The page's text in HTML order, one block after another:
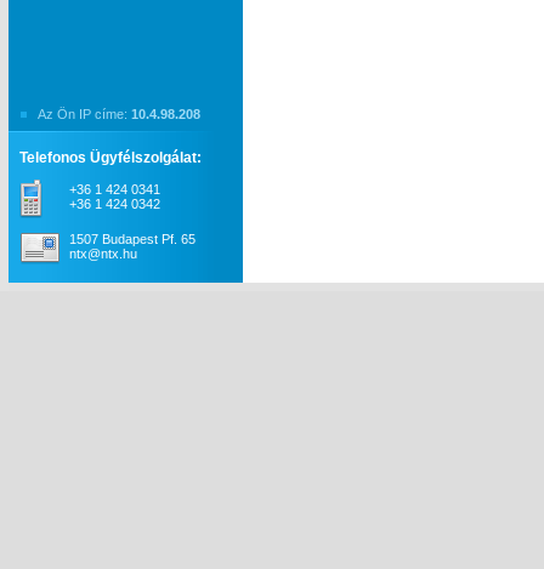
Az Ön IP címe: 10.4.98.208
Telefonos Ügyfélszolgálat:
+36 1 424 0341
+36 1 424 0342
1507 Budapest Pf. 65
ntx@ntx.hu